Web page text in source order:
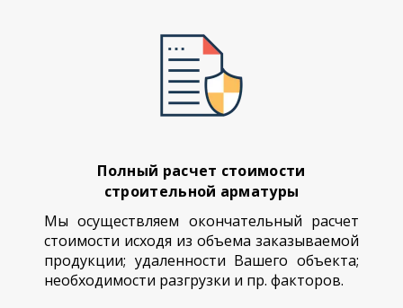
Полный расчет стоимости
строительной арматуры
Мы осуществляем окончательный расчет
стоимости исходя из объема заказываемой
продукции; удаленности Вашего объекта;
необходимости разгрузки и пр. факторов.